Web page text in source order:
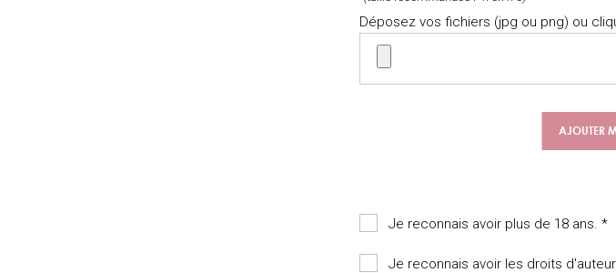
Déposez vos fichiers (jpg ou png) ou
Je reconnais avoir plus de 18 ans. *
Je reconnais avoir les droits